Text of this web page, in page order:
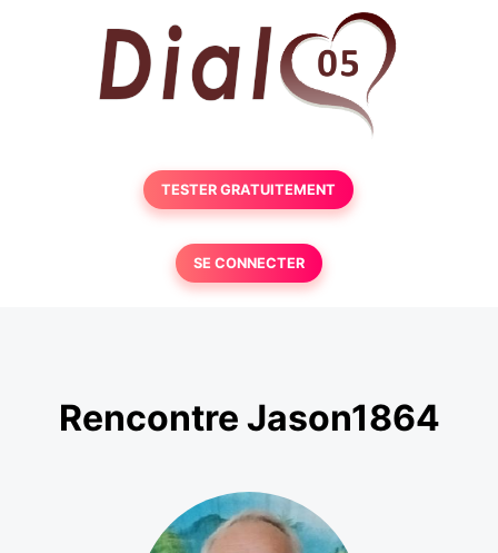
TESTER GRATUITEMENT
SE CONNECTER
Rencontre Jason1864